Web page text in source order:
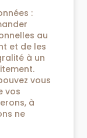
:
au
et de les
à un
vous
vos
à
ne